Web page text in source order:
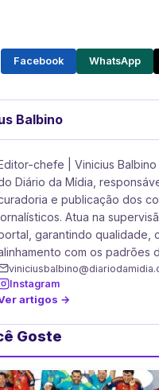
Facebook WhatsApp
Balbino
chefe | Vinicius
Diário da Mídia,
e publicação dos
Atua na
garantindo qualidade,
com os padrões
Instagram
artigos →
Goste